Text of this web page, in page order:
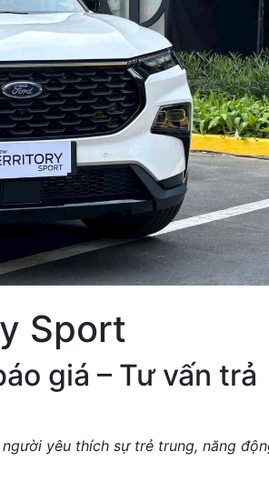
Sport
giá – Tư vấn trả
yêu thích sự trẻ trung, năng